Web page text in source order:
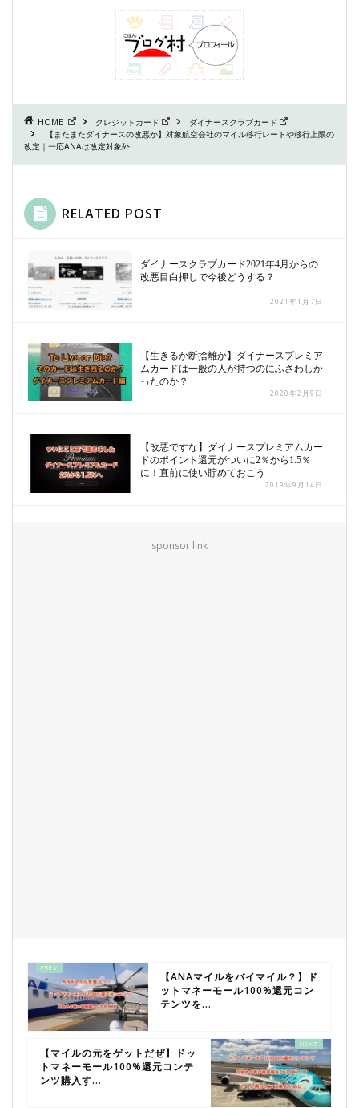
HOME クレジットカード
ダイナースクラブカード
【またまたダイナースの改悪か】対象航空会社のマイル移行レートや移行上限の
改定｜一応ANAは改定対象外
RELATED POST
ダイナースクラブカード2021年4月からの
改悪目白押しで今後どうする？
2021年1月7日
【生きるか断捨離か】ダイナースプレミア
ムカードは一般の人が持つのにふさわしか
ったのか？
2020年2月9日
【改悪ですな】ダイナースプレミアムカー
ドのポイント還元がついに2％から1.5％
に！直前に使い貯めておこう
2019年9月14日
sponsor link
【ANAマイルをバイマイル？】ド
ットマネーモール100%還元コン
テンツを...
【マイルの元をゲットだぜ】ドッ
トマネーモール100%還元コンテ
ンツ購入す...